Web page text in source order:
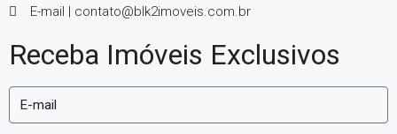
E-mail | contato@blk2imoveis.com.br
Receba Imóveis Exclusivos